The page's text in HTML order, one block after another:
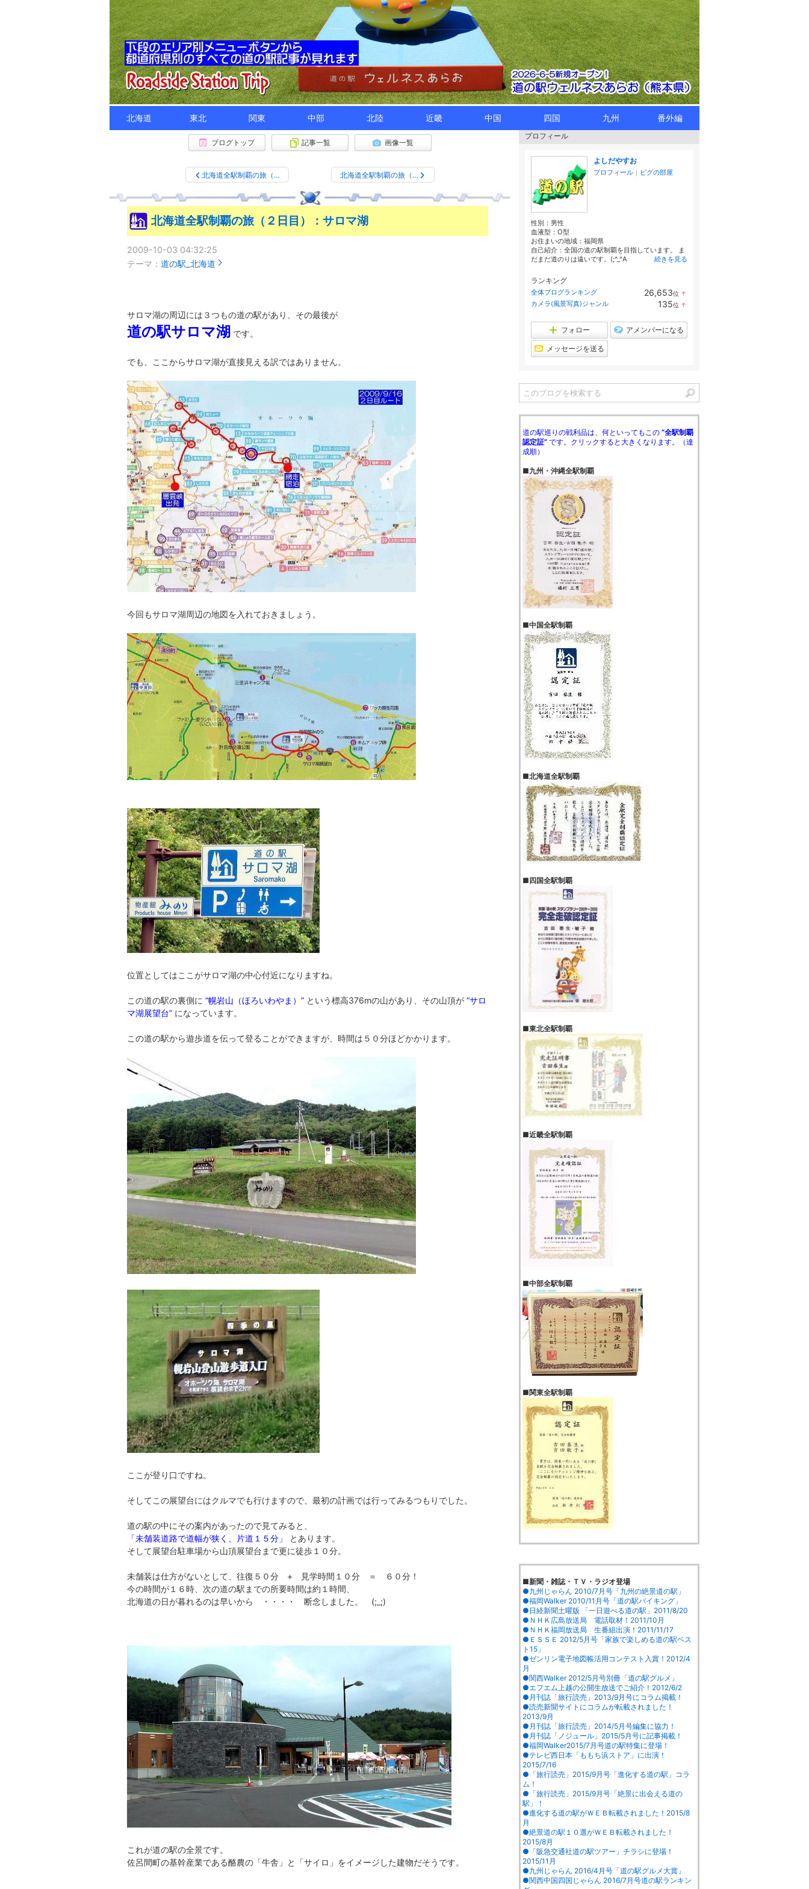
ブログトップ 記事一覧 画像一覧
北海道全駅制覇の旅（… 北海道全駅制覇の旅（…
北海道全駅制覇の旅（２日目）：サロマ湖
2009-10-03 04:32:25
テーマ： 道の駅_北海道
サロマ湖の周辺には３つもの道の駅があり、その最後が
道の駅サロマ湖 です。
でも、ここからサロマ湖が直接見える訳ではありません。
今回もサロマ湖周辺の地図を入れておきましょう。
位置としてはここがサロマ湖の中心付近になりますね。
この道の駅の裏側に “幌岩山（ほろいわやま）” という標高376mの山があり、その山頂が “サロ
マ湖展望台” になっています。
この道の駅から遊歩道を伝って登ることができますが、時間は５０分ほどかかります。
ここが登り口ですね。
そしてこの展望台にはクルマでも行けますので、最初の計画では行ってみるつもりでした。
道の駅の中にその案内があったので見てみると、
「未舗装道路で道幅が狭く、片道１５分」
とあります。
そして展望台駐車場から山頂展望台まで更に徒歩１０分。
未舗装は仕方がないとして、往復５０分 + 見学時間１０分 ＝ ６０分！
今の時間が１６時、次の道の駅までの所要時間は約１時間、
北海道の日が暮れるのは早いから ・・・・ 断念しました。 (;_;)
これが道の駅の全景です。
佐呂間町の基幹産業である酪農の「牛舎」と「サイロ」をイメージした建物だそうです。
プロフィール
よしだやすお
プロフィール ｜ ピグの部屋
性別： 男性
血液型： O型
お住まいの地域： 福岡県
自己紹介：全国の道の駅制覇を目指しています。 ま
だまだ道のりは遠いです。(;^_^A
続きを見る
ランキング
全体ブログランキング 26,653位 ↑
ン
カメラ(風景写真)ジャンル 135位 ↑
フォロー アメンバーになる
メッセージを送る
道の駅巡りの戦利品は、何といってもこの “全駅制覇
認定証” です。クリックすると大きくなります。（達
成順）
■九州・沖縄全駅制覇
■中国全駅制覇
■北海道全駅制覇
■四国全駅制覇
■東北全駅制覇
■近畿全駅制覇
■中部全駅制覇
■関東全駅制覇
■新聞・雑誌・ＴＶ・ラジオ登場
●九州じゃらん 2010/7月号「九州の絶景道の駅」
●福岡Walker 2010/11月号「道の駅バイキング」
●日経新聞土曜版 「一日遊べる道の駅」2011/8/20
●ＮＨＫ広島放送局 電話取材！2011/10月
●ＮＨＫ福岡放送局 生番組出演！2011/11/17
●ＥＳＳＥ 2012/5月号「家族で楽しめる道の駅ベス
ト15」
●ゼンリン電子地図帳活用コンテスト入賞！2012/4
月
●関西Walker 2012/5月号別冊「道の駅グルメ」
●エフエム上越の公開生放送でご紹介！2012/6/2
●月刊誌「旅行読売」2013/9月号にコラム掲載！
●読売新聞サイトにコラムが転載されました！
2013/9月
●月刊誌「旅行読売」2014/5月号編集に協力！
●月刊誌「ノジュール」2015/5月号に記事掲載！
●福岡Walker2015/7月号道の駅特集に登場！
●テレビ西日本「ももち浜ストア」に出演！
2015/7/16
●「旅行読売」2015/9月号「進化する道の駅」コラ
ム！
●「旅行読売」2015/9月号「絶景に出会える道の
駅」！
●進化する道の駅がＷＥＢ転載されました！2015/8
月
●絶景道の駅１０選がＷＥＢ転載されました！
2015/8月
●「阪急交通社道の駅ツアー」チラシに登場！
2015/11月
●九州じゃらん 2016/4月号「道の駅グルメ大賞」
●関西中国四国じゃらん 2016/7月号道の駅ランキン
北海道 東北 関東 中部 北陸 近畿 中国 四国 九州 番外編